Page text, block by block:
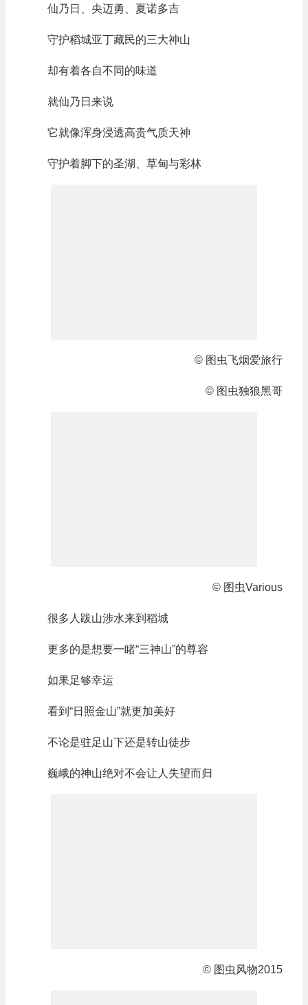
仙乃日、央迈勇、夏诺多吉
守护稻城亚丁藏民的三大神山
却有着各自不同的味道
就仙乃日来说
它就像浑身浸透高贵气质天神
守护着脚下的圣湖、草甸与彩林
© 图虫飞烟爱旅行
© 图虫独狼黑哥
© 图虫Various
很多人跋山涉水来到稻城
更多的是想要一睹“三神山”的尊容
如果足够幸运
看到“日照金山”就更加美好
不论是驻足山下还是转山徒步
巍峨的神山绝对不会让人失望而归
© 图虫风物2015